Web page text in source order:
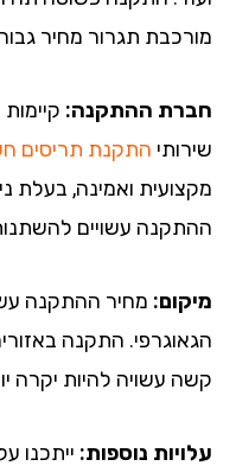
תגרור מחיר גבוה
ההתקנה:קיימות
התקנת תריסים
ואמינה, בעלת ניסיון
עשויים להשתנות
מחיר ההתקנה עשוי
התקנה באזורים
עשויה להיות יקרה יותר.
נוספות:ייתכנו עלויות